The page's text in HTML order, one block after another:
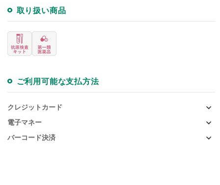
取り扱い商品
ご利用可能な支払方法
クレジットカード
電子マネー
バーコード決済